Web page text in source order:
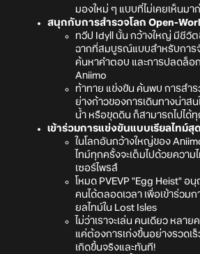
มองใหม่ ๆ แบบที่ไม่เคยเห็นมา
สนุกกับการสำรวจโลก Open-
ทวีป Idyll นั้น กว้างใหญ่ มีชีวิต
ฉากที่สมบูรณ์แบบสำหรับการ
ค้นหาคำตอบ และการปลดล็
Aniimo
ท้าทาย แข่งขัน ค้นพบ การสำร
ย่างก้าวของการเดินทางน่าสน
น้ำ หรือขุดดิน ก็สามารถไปได้
เข้าร่วมการแข่งขันแบบเรียลไทม์สุ
ในโลกอันกว้างใหญ่ของ
ไทม์ทุกครั้งจะเต็มไปด้วยความ
เซอร์ไพรส์
โหมด PVEVP "Egg Heist" อ
คนได้ตลอดเวลา เพื่อเข้าร่วม
ยลไทม์ใน Lost Isles
ไม่ว่าเราจะเล่น คนเดียว หล
แค่ต้องการเก่งขึ้นอย่างรวดเ
เกิดขึ้นจริงและทันที!